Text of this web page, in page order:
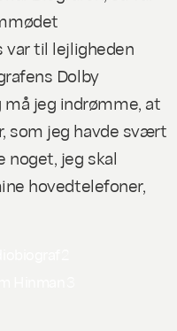
var til lejligheden
Dolby
jeg indrømme, at
som jeg havde svært
noget, jeg skal
hovedtelefoner,